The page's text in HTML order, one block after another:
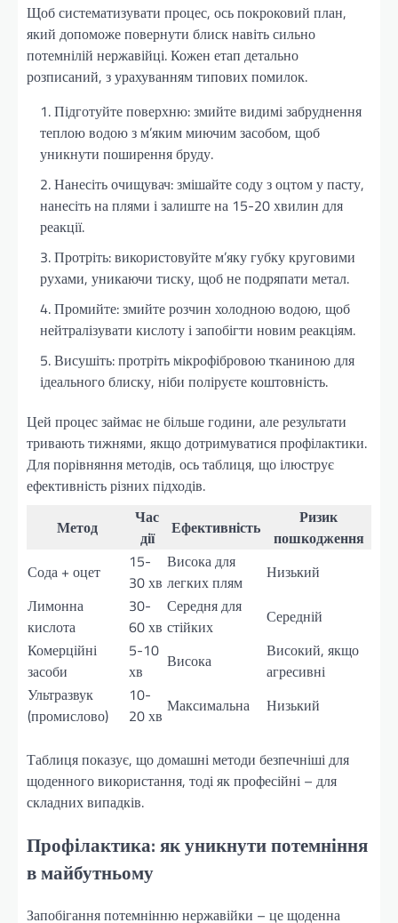
Щоб систематизувати процес, ось покроковий план,
який допоможе повернути блиск навіть сильно
потемнілій нержавійці. Кожен етап детально
розписаний, з урахуванням типових помилок.
Підготуйте поверхню: змийте видимі забруднення
теплою водою з м’яким миючим засобом, щоб
уникнути поширення бруду.
Нанесіть очищувач: змішайте соду з оцтом у пасту,
нанесіть на плями і залиште на 15-20 хвилин для
реакції.
Протріть: використовуйте м’яку губку круговими
рухами, уникаючи тиску, щоб не подряпати метал.
Промийте: змийте розчин холодною водою, щоб
нейтралізувати кислоту і запобігти новим реакціям.
Висушіть: протріть мікрофібровою тканиною для
ідеального блиску, ніби поліруєте коштовність.
Цей процес займає не більше години, але результати
тривають тижнями, якщо дотримуватися профілактики.
Для порівняння методів, ось таблиця, що ілюструє
ефективність різних підходів.
Метод
Час
дії
Ефективність
Ризик
пошкодження
Сода + оцет
15-
30 хв
Висока для
легких плям
Низький
Лимонна
кислота
30-
60 хв
Середня для
стійких
Середній
Комерційні
засоби
5-10
хв
Висока
Високий, якщо
агресивні
Ультразвук
(промислово)
10-
20 хв Максимальна Низький
Таблиця показує, що домашні методи безпечніші для
щоденного використання, тоді як професійні – для
складних випадків.
Профілактика: як уникнути потемніння
в майбутньому
Запобігання потемнінню нержавійки – це щоденна